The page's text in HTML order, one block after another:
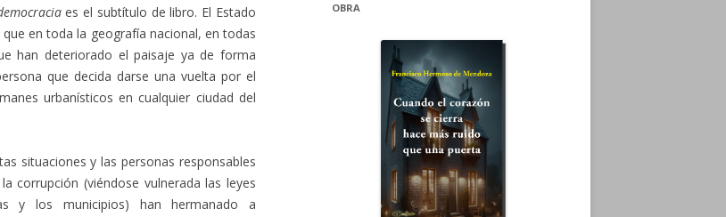
es el subtítulo de libro. El Estado
en toda la geografía nacional, en todas
han deteriorado el paisaje ya de forma
que decida darse una vuelta por el
urbanísticos en cualquier ciudad del
situaciones y las personas responsables
corrupción (viéndose vulnerada las leyes
y los municipios) han hermanado a
OBRA